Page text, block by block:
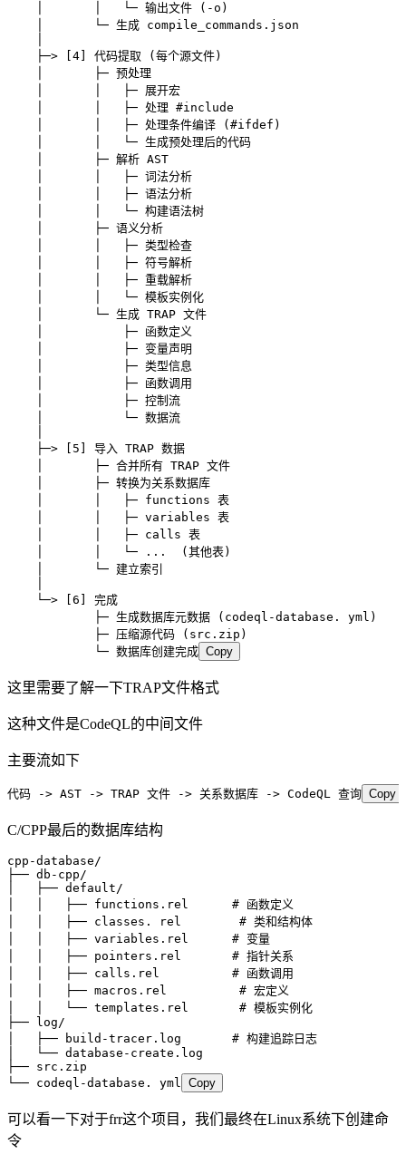
    │       │   └─ 输出文件 (-o)
    │       └─ 生成 compile_commands.json
    ├─> [4] 代码提取 (每个源文件)
    │       ├─ 预处理
    │       │   ├─ 展开宏
    │       │   ├─ 处理 #include
    │       │   ├─ 处理条件编译 (#ifdef)
    │       │   └─ 生成预处理后的代码
    │       ├─ 解析 AST
    │       │   ├─ 词法分析
    │       │   ├─ 语法分析
    │       │   └─ 构建语法树
    │       ├─ 语义分析
    │       │   ├─ 类型检查
    │       │   ├─ 符号解析
    │       │   ├─ 重载解析
    │       │   └─ 模板实例化
    │       └─ 生成 TRAP 文件
    │           ├─ 函数定义
    │           ├─ 变量声明
    │           ├─ 类型信息
    │           ├─ 函数调用
    │           ├─ 控制流
    │           └─ 数据流
    ├─> [5] 导入 TRAP 数据
    │       ├─ 合并所有 TRAP 文件
    │       ├─ 转换为关系数据库
    │       │   ├─ functions 表
    │       │   ├─ variables 表
    │       │   ├─ calls 表
    │       │   └─ ...  (其他表)
    │       └─ 建立索引
    └─> [6] 完成
            ├─ 生成数据库元数据 (codeql-database. yml)
            ├─ 压缩源代码 (src.zip)
            └─ 数据库创建完成
Copy
这里需要了解一下TRAP文件格式
这种文件是CodeQL的中间文件
主要流如下
代码 -> AST -> TRAP 文件 -> 关系数据库 -> CodeQL 查询 Copy
C/CPP最后的数据库结构
cpp-database/
├── db-cpp/
│   ├── default/
│   │   ├── functions.rel      # 函数定义
│   │   ├── classes. rel        # 类和结构体
│   │   ├── variables.rel      # 变量
│   │   ├── pointers.rel       # 指针关系
│   │   ├── calls.rel          # 函数调用
│   │   ├── macros.rel          # 宏定义
│   │   └── templates.rel       # 模板实例化
├── log/
│   ├── build-tracer.log       # 构建追踪日志
│   └── database-create.log
├── src.zip
└── codeql-database. yml Copy
可以看一下对于frr这个项目，我们最终在Linux系统下创建命
令